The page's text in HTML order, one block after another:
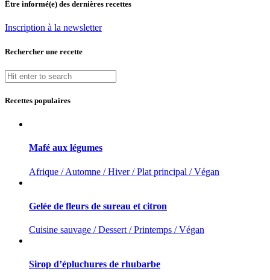
Être informé(e) des dernières recettes
Inscription à la newsletter
Rechercher une recette
Recettes populaires
Mafé aux légumes
Afrique / Automne / Hiver / Plat principal / Végan
Gelée de fleurs de sureau et citron
Cuisine sauvage / Dessert / Printemps / Végan
Sirop d’épluchures de rhubarbe